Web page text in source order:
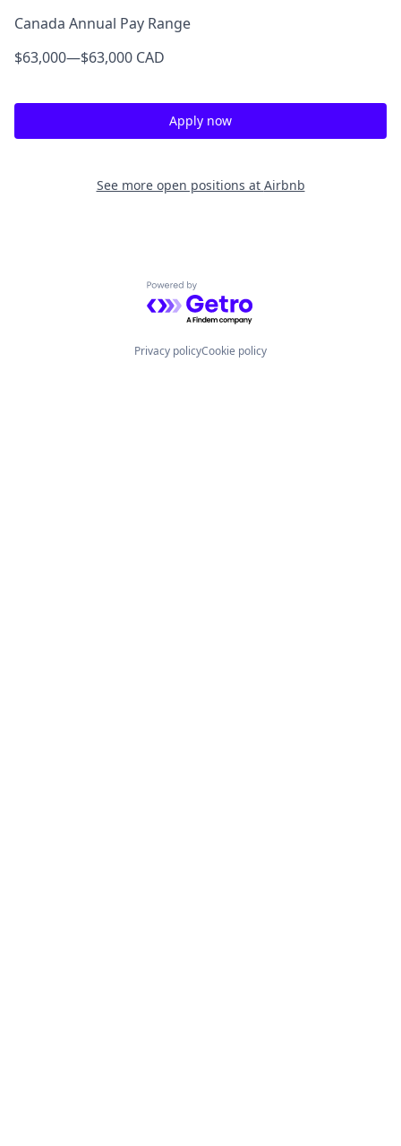
Canada Annual Pay Range
$63,000—$63,000 CAD
Apply now
See more open positions at Airbnb
Powered by Getro.com
Privacy policyCookie policy